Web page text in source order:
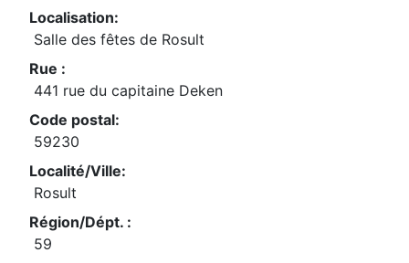
Localisation:
Salle des fêtes de Rosult
Rue :
441 rue du capitaine Deken
Code postal:
59230
Localité/Ville:
Rosult
Région/Dépt. :
59